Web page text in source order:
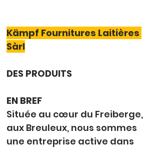
Kämpf Fournitures Laitières
Sàrl
DES PRODUITS
EN BREF
Située au cœur du Freiberge,
aux Breuleux, nous sommes
une entreprise active dans